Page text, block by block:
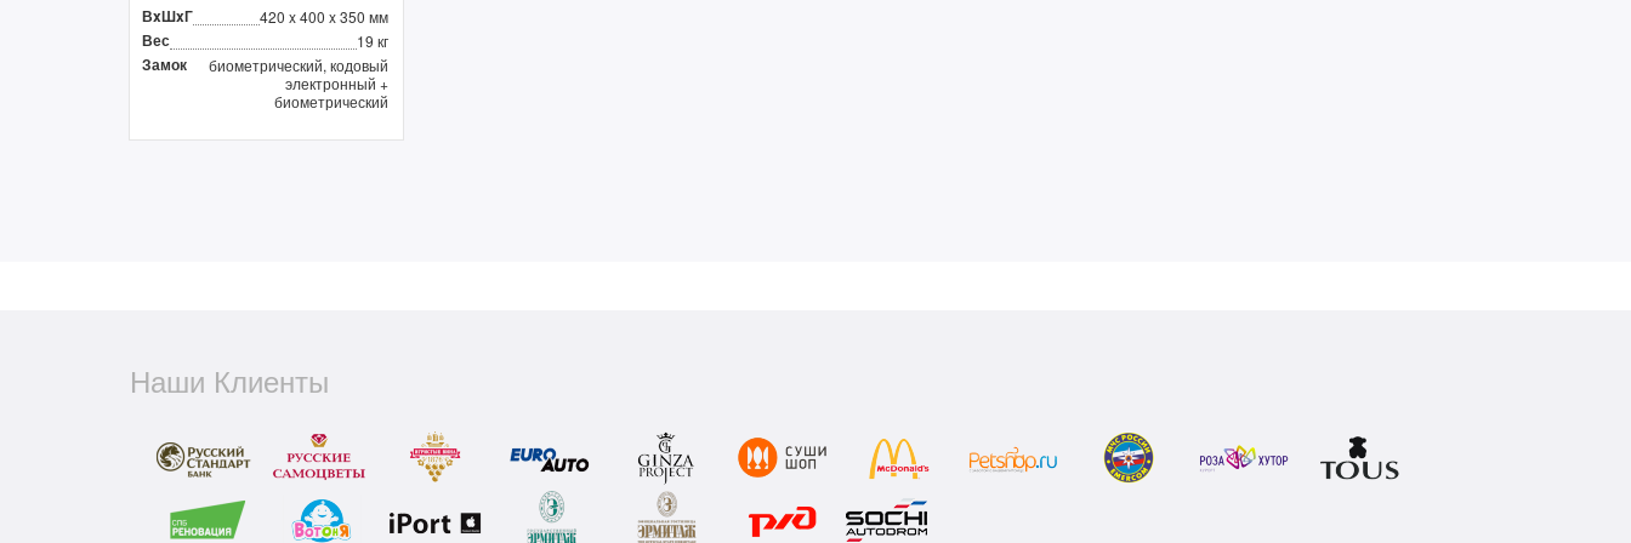
ВxШxГ 420 x 400 x 350 мм
Вес 19 кг
Замок
биометрический, кодовый
электронный +
биометрический
Наши Клиенты